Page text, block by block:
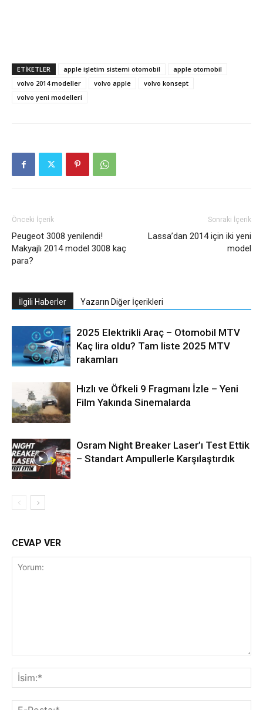
ETIKETLER apple işletim sistemi otomobil
apple otomobil
volvo 2014 modeller
volvo apple
volvo konsept
volvo yeni modelleri
Önceki İçerik
Peugeot 3008 yenilendi!
Makyajlı 2014 model 3008 kaç
para?
Sonraki İçerik
Lassa’dan 2014 için iki yeni
model
İlgili Haberler Yazarın Diğer İçerikleri
2025 Elektrikli Araç – Otomobil MTV
Kaç lira oldu? Tam liste 2025 MTV
rakamları
Hızlı ve Öfkeli 9 Fragmanı İzle – Yeni
Film Yakında Sinemalarda
Osram Night Breaker Laser’ı Test Ettik
– Standart Ampullerle Karşılaştırdık
CEVAP VER